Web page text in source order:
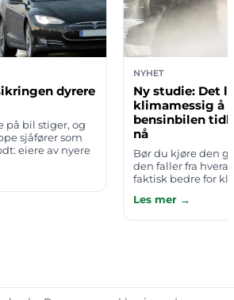
dyrere
på bil stiger, og
sjåfører som
eiere av nyere
er …
NYHET
Ny studie: Det
klimamessig å
bensinbilen
nå
Bør du kjøre den
den faller fra
faktisk bedre for
Mange har en
Les mer →